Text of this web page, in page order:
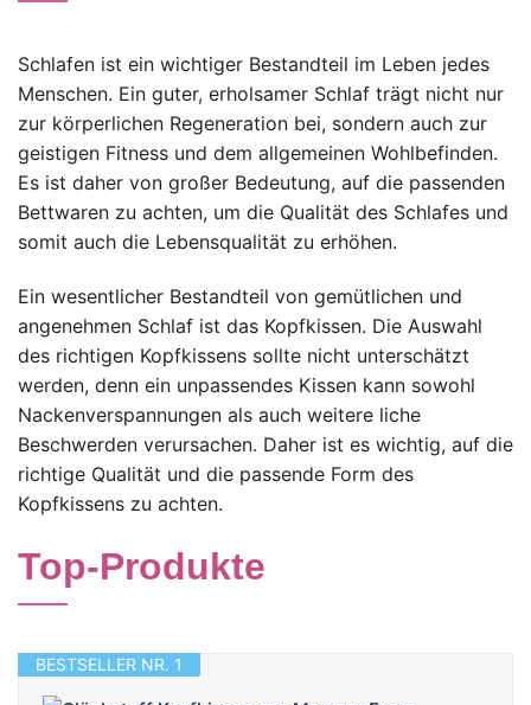
Schlafen ist ein wichtiger Bestandteil im Leben jedes
Menschen. Ein guter, erholsamer Schlaf trägt nicht nur
zur körperlichen Regeneration bei, sondern auch zur
geistigen Fitness und dem allgemeinen Wohlbefinden.
Es ist daher von großer Bedeutung, auf die passenden
Bettwaren zu achten, um die Qualität des Schlafes und
somit auch die Lebensqualität zu erhöhen.
Ein wesentlicher Bestandteil von gemütlichen und
angenehmen Schlaf ist das Kopfkissen. Die Auswahl
des richtigen Kopfkissens sollte nicht unterschätzt
werden, denn ein unpassendes Kissen kann sowohl
Nackenverspannungen als auch weitere liche
Beschwerden verursachen. Daher ist es wichtig, auf die
richtige Qualität und die passende Form des
Kopfkissens zu achten.
Top-Produkte
BESTSELLER NR. 1